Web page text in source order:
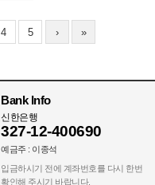
4 5 › »
Bank Info
신한은행
327-12-400690
예금주 : 이종석
입금하시기 전에 계좌번호를 다시 한번